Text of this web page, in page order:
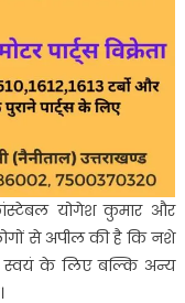
योगेश कुमार और
से अपील की है कि नशे
के लिए बल्कि अन्य